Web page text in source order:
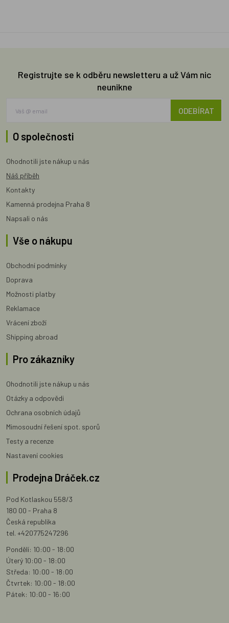
Registrujte se k odběru newsletteru a už Vám nic
neunikne
ODEBÍRAT
O společnosti
Ohodnotili jste nákup u nás
Náš příběh
Kontakty
Kamenná prodejna Praha 8
Napsali o nás
Vše o nákupu
Obchodní podmínky
Doprava
Možnosti platby
Reklamace
Vrácení zboží
Shipping abroad
Pro zákazníky
Ohodnotili jste nákup u nás
Otázky a odpovědi
Ochrana osobních údajů
Mimosoudní řešení spot. sporů
Testy a recenze
Nastavení cookies
Prodejna Dráček.cz
Pod Kotlaskou 558/3
180 00 - Praha 8
Česká republika
tel. +420775247296
Pondělí: 10:00 - 18:00
Úterý 10:00 - 18:00
Středa: 10:00 - 18:00
Čtvrtek: 10:00 - 18:00
Pátek: 10:00 - 16:00